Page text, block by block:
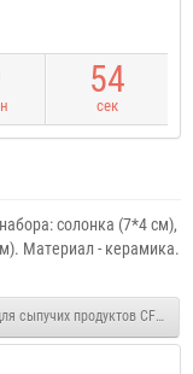
53
сек
солонка (7*4 см),
Материал - керамика.
Коробка для сыпучих продуктов CF133